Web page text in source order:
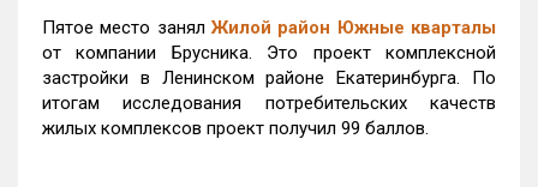
Пятое место занялЖилой район Южные кварталы
от компании Брусника. Это проект комплексной
застройки в Ленинском районе Екатеринбурга. По
итогам исследования потребительских качеств
жилых комплексов проект получил 99 баллов.